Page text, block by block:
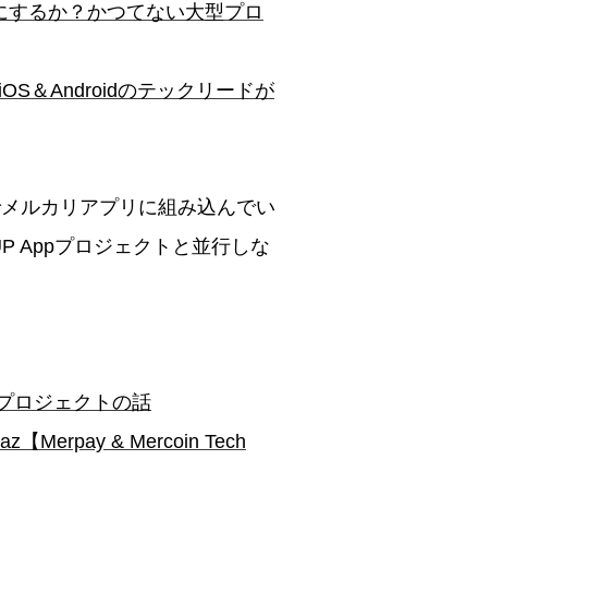
るか？かつてない大型プロ
＆Androidのテックリードが
ルカリアプリに組み込んでい
Appプロジェクトと並行しな
ロジェクトの話
【Merpay & Mercoin Tech